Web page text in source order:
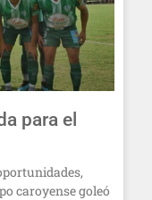
para el
caroyense goleó